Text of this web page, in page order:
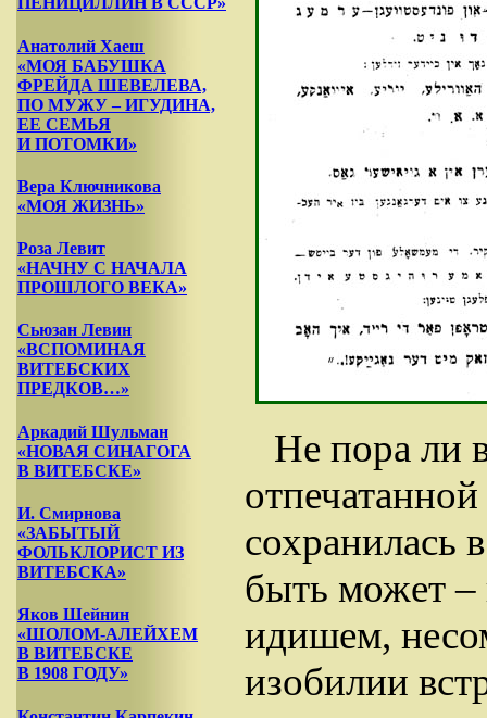
Анатолий Хаеш
«МОЯ БАБУШКА
ФРЕЙДА ШЕВЕЛЕВА,
ПО МУЖУ – ИГУДИНА,
ЕЕ СЕМЬЯ
И ПОТОМКИ»
Вера Ключникова
«МОЯ ЖИЗНЬ»
Роза Левит
«НАЧНУ С НАЧАЛА
ПРОШЛОГО ВЕКА»
Сьюзан Левин
«ВСПОМИНАЯ
ВИТЕБСКИХ
ПРЕДКОВ…»
Аркадий Шульман
«НОВАЯ СИНАГОГА
В ВИТЕБСКЕ»
И. Смирнова
«ЗАБЫТЫЙ
ФОЛЬКЛОРИСТ ИЗ
ВИТЕБСКА»
Яков Шейнин
«ШОЛОМ-АЛЕЙХЕМ
В ВИТЕБСКЕ
В 1908 ГОДУ»
Не пора ли
сохранилась
быть может –
идишем,
изобилии